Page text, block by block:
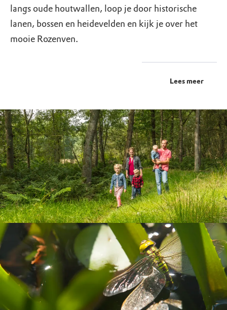
langs oude houtwallen, loop je door historische
lanen, bossen en heidevelden en kijk je over het
mooie Rozenven.
Lees meer
Geschikt voor het hele
gezin
Een vlonderpad leidt naar het Rozenven, een
rustpunt in het natuurgebied. Hier groeit de